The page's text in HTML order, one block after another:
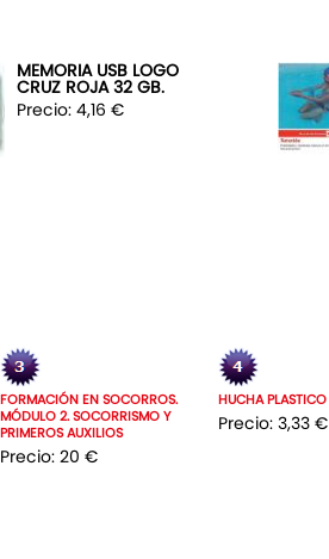
MEMORIA USB LOGO
CRUZ ROJA 32 GB.
Precio: 4,16 €
FORMACIÓN EN SOCORROS.
MÓDULO 2. SOCORRISMO Y
PRIMEROS AUXILIOS
Precio: 20 €
HUCHA PLASTICO
Precio: 3,33 €